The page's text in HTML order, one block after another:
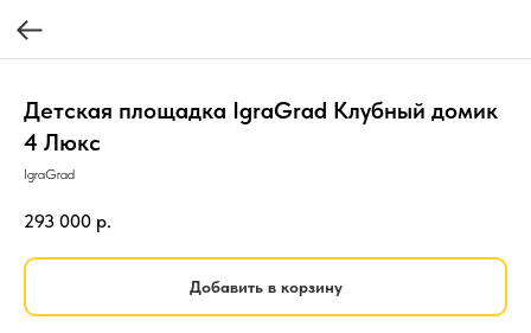
Детская площадка IgraGrad Клубный домик
4 Люкс
IgraGrad
293 000 р.
Добавить в корзину